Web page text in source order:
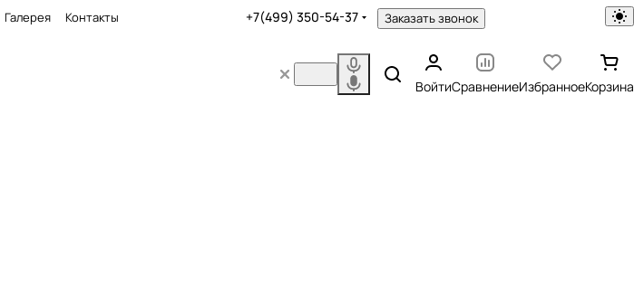
Галерея Контакты +7(499) 350-54-37 Заказать звонок
ВойтиСравнениеИзбранноеКорзина